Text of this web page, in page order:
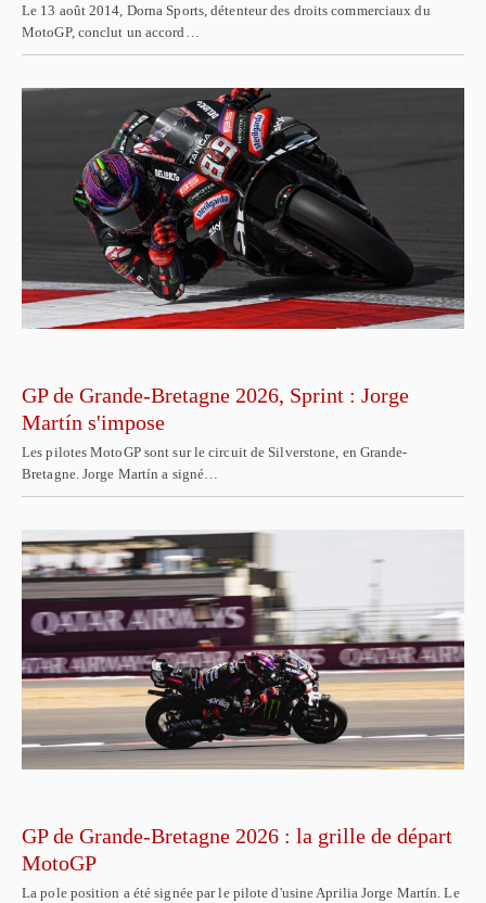
Le 13 août 2014, Dorna Sports, détenteur des droits commerciaux du
MotoGP, conclut un accord…
GP de Grande-Bretagne 2026, Sprint : Jorge
Martín s'impose
Les pilotes MotoGP sont sur le circuit de Silverstone, en Grande-
Bretagne. Jorge Martín a signé…
GP de Grande-Bretagne 2026 : la grille de départ
MotoGP
La pole position a été signée par le pilote d'usine Aprilia Jorge Martín. Le